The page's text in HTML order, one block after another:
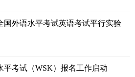
国外语水平考试英语考试平行实验
平考试（WSK）报名工作启动